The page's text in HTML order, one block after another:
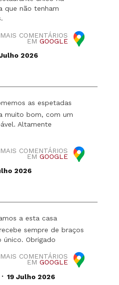
que não tenham
MAIS COMENTÁRIOS
EM GOOGLE
2026
as espetadas
muito bom, com um
Altamente
MAIS COMENTÁRIOS
EM GOOGLE
2026
a esta casa
sempre de braços
único. Obrigado
MAIS COMENTÁRIOS
EM GOOGLE
. 19 Julho 2026